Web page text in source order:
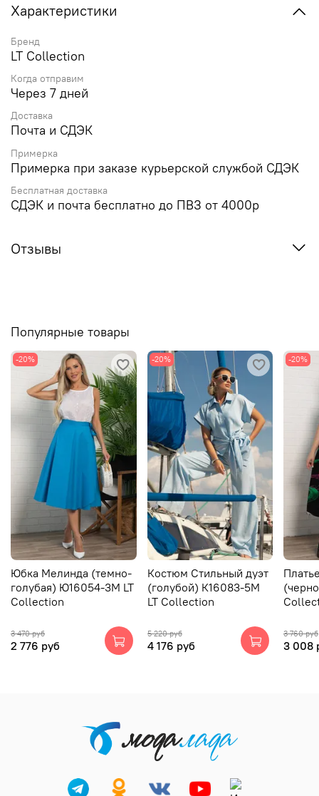
Характеристики
Бренд
LT Collection
Когда отправим
Через 7 дней
Доставка
Почта и СДЭК
Примерка
Примерка при заказе курьерской службой СДЭК
Бесплатная доставка
СДЭК и почта бесплатно до ПВЗ от 4000р
Отзывы
Популярные товары
-20%
Юбка Мелинда (темно-
голубая) Ю16054-3М LT
Collection
3 470 руб
2 776 руб
-20%
Костюм Стильный дуэт
(голубой) К16083-5М
LT Collection
5 220 руб
4 176 руб
-20%
3 760 руб
3 008